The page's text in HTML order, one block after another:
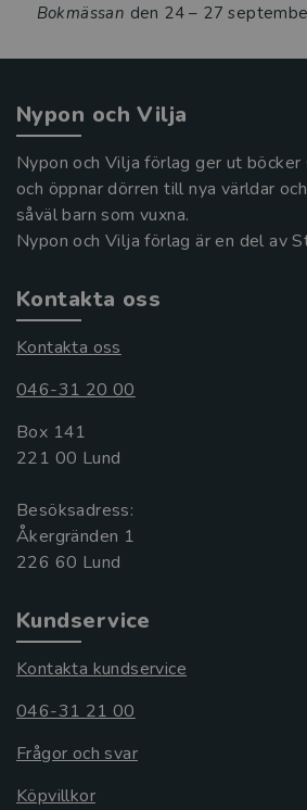
Bokmässan den 24 – 27
Nypon och Vilja
Nypon och Vilja förlag ger ut
och öppnar dörren till nya världar
såväl barn som vuxna.
Nypon och Vilja förlag är en del av
Kontakta oss
Kontakta oss
046-31 20 00
Box 141
221 00 Lund
Besöksadress:
Åkergränden 1
Kundservice
Kontakta kundservice
046-31 21 00
Frågor och svar
Köpvillkor